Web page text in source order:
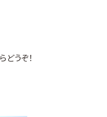
うぞ！